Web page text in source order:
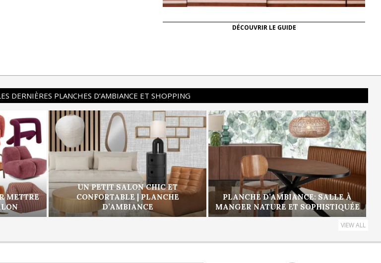
DÉCOUVRIR LE GUIDE
DERNIÈRES PLANCHES D’AMBIANCE ET SHOPPING
METTRE
UN PETIT SALON CHIC ET
CONFORTABLE | PLANCHE
D’AMBIANCE
PLANCHE D’AMBIANCE: SALLE À
MANGER NATURE ET SOPHISTIQUÉE
VIEW ALL